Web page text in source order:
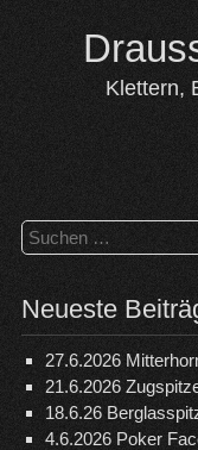
content
Klettern,
Suchen
nach:
Neueste
27.6.2026
21.6.2026
18.6.26
4.6.2026 Poker